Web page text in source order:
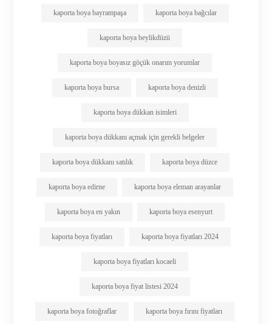
kaporta boya bayrampaşa kaporta boya bağcılar
kaporta boya beylikdüzü
kaporta boya boyasız göçük onarım yorumlar
kaporta boya bursa kaporta boya denizli
kaporta boya dükkan isimleri
kaporta boya dükkanı açmak için gerekli belgeler
kaporta boya dükkanı satılık kaporta boya düzce
kaporta boya edirne kaporta boya eleman arayanlar
kaporta boya en yakın kaporta boya esenyurt
kaporta boya fiyatları kaporta boya fiyatları 2024
kaporta boya fiyatları kocaeli
kaporta boya fiyat listesi 2024
kaporta boya fotoğraflar kaporta boya fırını fiyatları